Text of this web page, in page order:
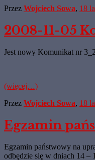
Przez Wojciech Sowa, 18
2008-11-05
Jest nowy Komunikat nr
(więcej…)
Przez Wojciech Sowa, 18
Egzamin
Egzamin państwowy na
odbędzie się w dniach 14 –